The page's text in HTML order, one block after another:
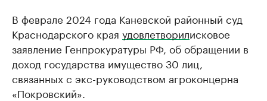
В феврале 2024 года Каневской районный суд
Краснодарского края удовлетворилисковое
заявление Генпрокуратуры РФ, об обращении в
доход государства имущество 30 лиц,
связанных с экс-руководством агроконцерна
«Покровский».